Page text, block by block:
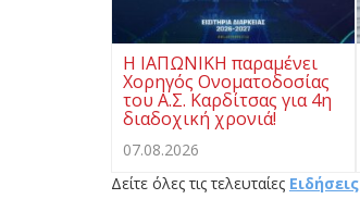
Η ΙΑΠΩΝΙΚΗ παραμένει
Χορηγός Ονοματοδοσίας
του Α.Σ. Καρδίτσας για 4η
διαδοχική χρονιά!
07.08.2026
Δείτε όλες τις τελευταίες Ειδήσεις